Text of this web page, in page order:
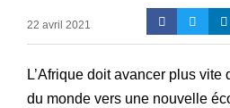
22 avril 2021
L’Afrique doit avancer plus vite
du monde vers une nouvelle